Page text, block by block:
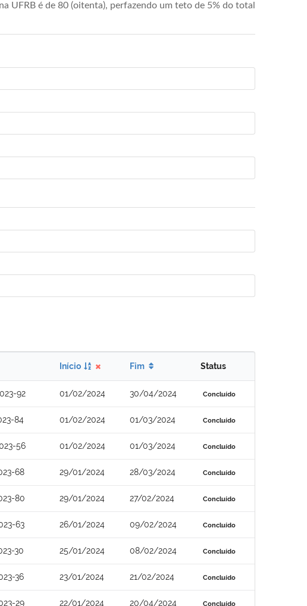
UFRB é de 80 (oitenta), perfazendo um teto de 5% do total
Início Fim Status
92 01/02/2024 30/04/2024 Concluído
84 01/02/2024 01/03/2024 Concluído
56 01/02/2024 01/03/2024 Concluído
68 29/01/2024 28/03/2024 Concluído
80 29/01/2024 27/02/2024 Concluído
63 26/01/2024 09/02/2024 Concluído
30 25/01/2024 08/02/2024 Concluído
36 23/01/2024 21/02/2024 Concluído
29 22/01/2024 20/04/2024 Concluído